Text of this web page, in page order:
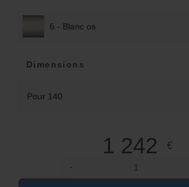
6 - Blanc os
Dimensions
Pour 140
1 242 €
-
quantité de Lit 2 places en rotin